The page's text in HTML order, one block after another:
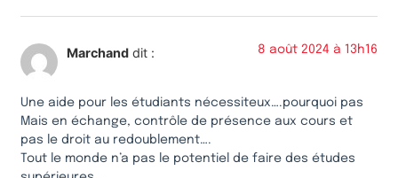
Marchand dit : 8 août 2024 à 13h16
Une aide pour les étudiants nécessiteux….pourquoi pas
Mais en échange, contrôle de présence aux cours et
pas le droit au redoublement….
Tout le monde n’a pas le potentiel de faire des études